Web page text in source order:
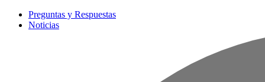
Preguntas y Respuestas
Noticias